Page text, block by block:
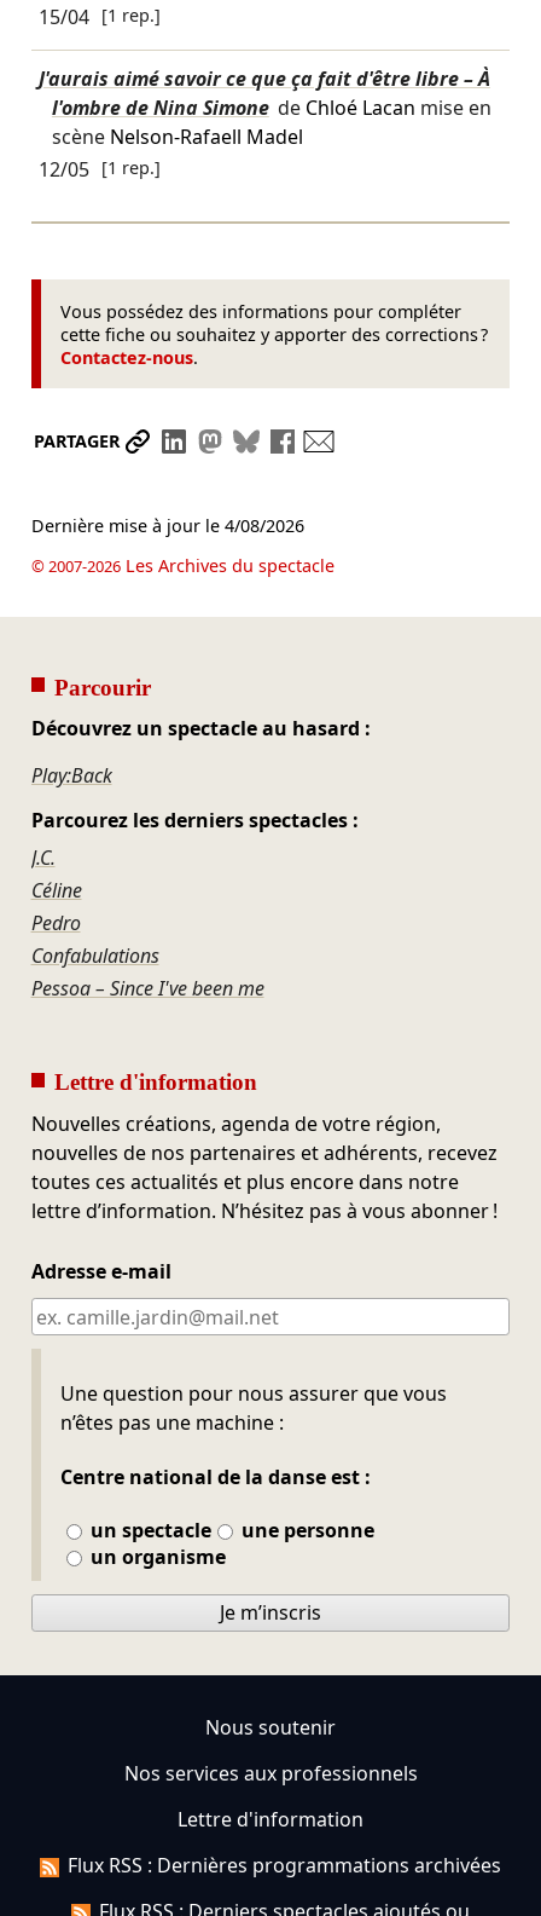
15/04 [1 rep.]
J'aurais aimé savoir ce que ça fait d'être libre – À
l'ombre de Nina Simone de Chloé Lacan mise en
scène Nelson-Rafaell Madel
12/05 [1 rep.]
Vous possédez des informations pour compléter
cette fiche ou souhaitez y apporter des corrections ?
Contactez-nous.
PARTAGER Partager le lien
Partager sur LinkedIn
Partager sur Mastodon
Partager sur Bluesky
Partager sur Facebook
Dernière mise à jour le 4/08/2026
© 2007-2026Les Archives du spectacle
Parcourir
Découvrez un spectacle au hasard :
Play:Back
Parcourez les derniers spectacles :
J.C.
Céline
Pedro
Confabulations
Pessoa – Since I've been me
Lettre d'information
Nouvelles créations, agenda de votre région,
nouvelles de nos partenaires et adhérents, recevez
toutes ces actualités et plus encore dans notre
lettre d’information. N’hésitez pas à vous abonner !
Adresse e-mail
Une question pour nous assurer que vous
n’êtes pas une machine :
Centre national de la danse est :
un spectacle
une personne
un organisme
Ne pas remplir
Je m’inscris
Nous soutenir
Nos services aux professionnels
Lettre d'information
Flux RSS : Dernières programmations archivées